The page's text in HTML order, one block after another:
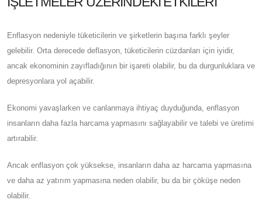
Enflasyon nedeniyle tüketicilerin ve şirketlerin başına farklı şeyler
gelebilir. Orta derecede deflasyon, tüketicilerin cüzdanları için iyidir,
ancak ekonominin zayıfladığının bir işareti olabilir, bu da durgunluklara ve
depresyonlara yol açabilir.
Ekonomi yavaşlarken ve canlanmaya ihtiyaç duyduğunda, enflasyon
insanların daha fazla harcama yapmasını sağlayabilir ve talebi ve üretimi
artırabilir.
Ancak enflasyon çok yüksekse, insanların daha az harcama yapmasına
ve daha az yatırım yapmasına neden olabilir, bu da bir çöküşe neden
olabilir.